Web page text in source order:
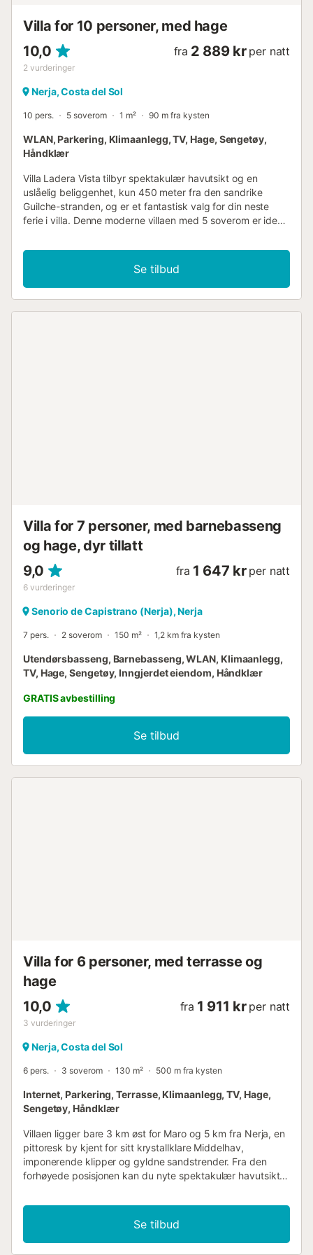
Villa for 10 personer, med hage
10,0
2 vurderinger
fra 2 889 kr per natt
Nerja, Costa del Sol
10 pers. 5 soverom 1 m² 90 m fra kysten
WLAN, Parkering, Klimaanlegg, TV, Hage, Sengetøy,
Håndklær
Villa Ladera Vista tilbyr spektakulær havutsikt og en
uslåelig beliggenhet, kun 450 meter fra den sandrike
Guilche-stranden, og er et fantastisk valg for din neste
ferie i villa. Denne moderne villaen med 5 soverom er ideell
fantastisk takterrasse. Du vil være mindre enn 10 minutters
kjøring fra sentrum av Nerja, med mange barer og
restauranter pluss en fantastisk kystlinje å oppdage.
Bassengoppvarming, WiFi og klimaanlegg/oppvarming i
Se tilbud
Villa for 7 personer, med barnebasseng
og hage, dyr tillatt
9,0
6 vurderinger
fra 1 647 kr per natt
Senorio de Capistrano (Nerja), Nerja
7 pers. 2 soverom 150 m² 1,2 km fra kysten
Utendørsbasseng, Barnebasseng, WLAN, Klimaanlegg,
TV, Hage, Sengetøy, Inngjerdet eiendom, Håndklær
GRATIS avbestilling
Se tilbud
Villa for 6 personer, med terrasse og
hage
10,0
3 vurderinger
fra 1 911 kr per natt
Nerja, Costa del Sol
6 pers. 3 soverom 130 m² 500 m fra kysten
Internet, Parkering, Terrasse, Klimaanlegg, TV, Hage,
Sengetøy, Håndklær
Villaen ligger bare 3 km øst for Maro og 5 km fra Nerja, en
pittoresk by kjent for sitt krystallklare Middelhav,
imponerende klipper og gyldne sandstrender. Fra den
forhøyede posisjonen kan du nyte spektakulær havutsikt,
uforglemmelige solnedganger. Området kombinerer natur
med nærhet til alt Nerja har å tilby: fra den ikoniske Balcón
de Europa med panoramautsikt over hele kysten, til
sjarmerende strender og viker som Burriana, Calahonda og
Se tilbud